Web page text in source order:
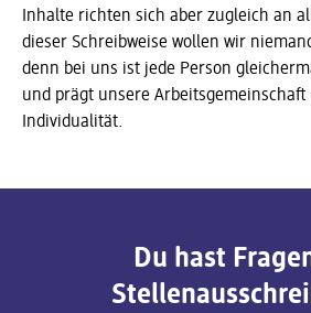
Inhalte richten sich aber zugleich an
dieser Schreibweise wollen wir
denn bei uns ist jede Person
und prägt unsere
Individualität.
Du hast